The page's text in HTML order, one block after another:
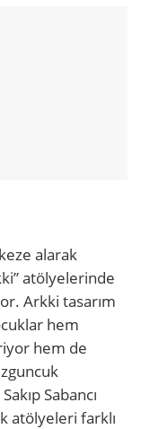
alarak
atölyelerinde
Arkki tasarım
hem
hem de
Sabancı
atölyeleri farklı